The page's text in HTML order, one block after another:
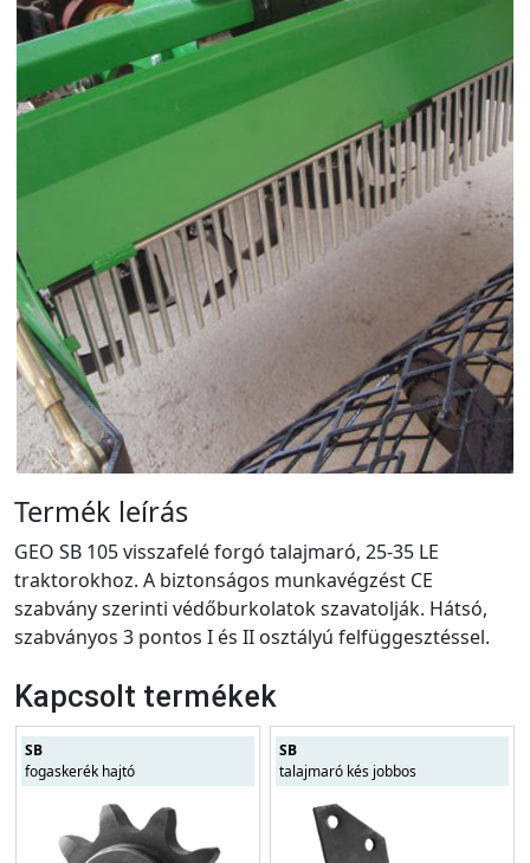
Termék leírás
GEO SB 105 visszafelé forgó talajmaró, 25-35 LE
traktorokhoz. A biztonságos munkavégzést CE
szabvány szerinti védőburkolatok szavatolják. Hátsó,
szabványos 3 pontos I és II osztályú felfüggesztéssel.
Kapcsolt termékek
SB
fogaskerék hajtó
SB
talajmaró kés jobbos